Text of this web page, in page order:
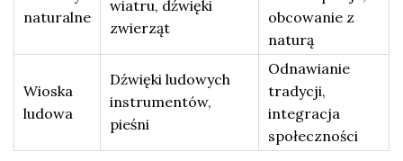
naturalne
wiatru, dźwięki
zwierząt
obcowanie z
naturą
Wioska
ludowa
Dźwięki ludowych
instrumentów,
pieśni
Odnawianie
tradycji,
integracja
społeczności